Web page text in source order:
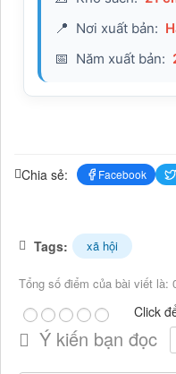
📍 Nơi xuất bản:
📅 Năm xuất bản:
Chia sẻ: Facebook
Tags: xã hội
Tổng số điểm của bài viết là:
Click
Ý kiến bạn đọc